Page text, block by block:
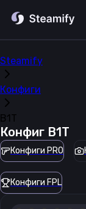
Steamify
Конфиги
B1T
Конфиг B1T
Конфиги PRO
Конфиги FPL